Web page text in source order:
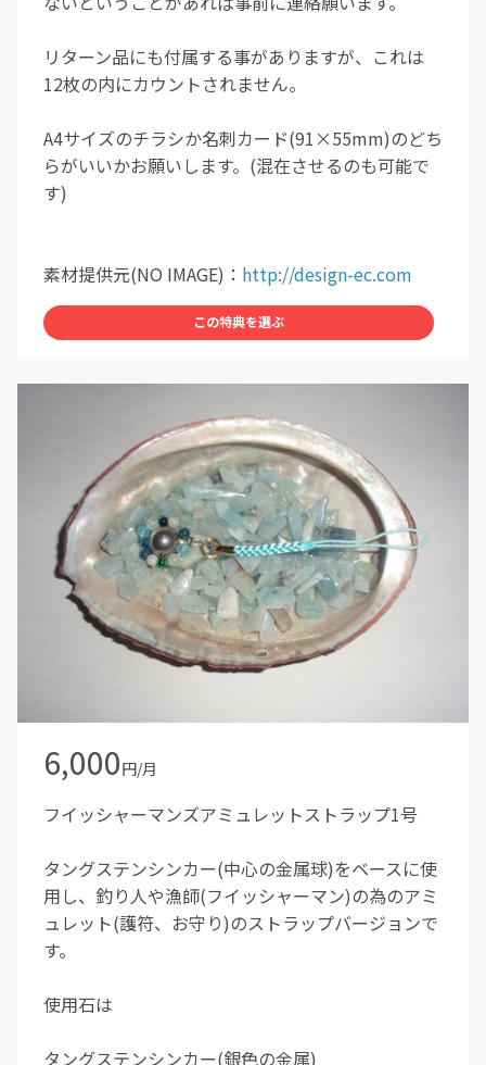
リターン品にも付属する事がありますが、これは
12枚の内にカウントされません。
A4サイズのチラシか名刺カード(91×55mm)のどち
らがいいかお願いします。(混在させるのも可能で
す)
素材提供元(NO IMAGE)： http://design-ec.com
この特典を選ぶ
6,000円/月
フイッシャーマンズアミュレットストラップ1号
タングステンシンカー(中心の金属球)をベースに使
用し、釣り人や漁師(フイッシャーマン)の為のアミ
ュレット(護符、お守り)のストラップバージョンで
す。
使用石は
タングステンシンカー(銀色の金属)